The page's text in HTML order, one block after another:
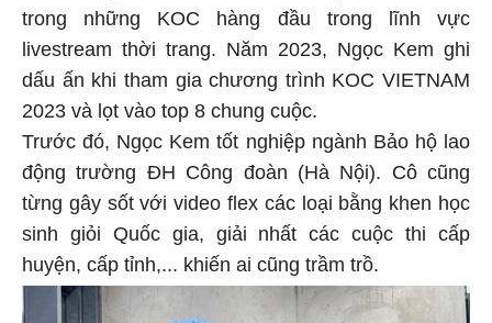
trong những KOC hàng đầu trong lĩnh vực
livestream thời trang. Năm 2023, Ngọc Kem ghi
dấu ấn khi tham gia chương trình KOC VIETNAM
2023 và lọt vào top 8 chung cuộc.
Trước đó, Ngọc Kem tốt nghiệp ngành Bảo hộ lao
động trường ĐH Công đoàn (Hà Nội). Cô cũng
từng gây sốt với video flex các loại bằng khen học
sinh giỏi Quốc gia, giải nhất các cuộc thi cấp
huyện, cấp tỉnh,... khiến ai cũng trầm trồ.